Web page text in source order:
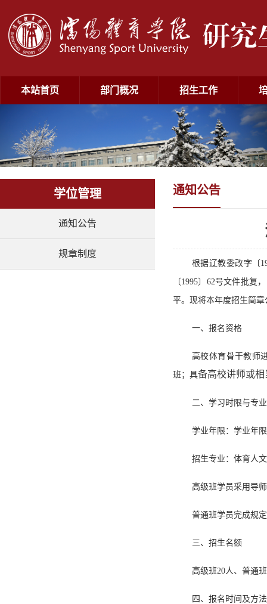
本站首页 部门概况 招生工作
学位管理
通知公告
规章制度
通知公告
根据辽教委改字〔
〔1995〕62号文件批复
平。 现将本年度招生简章
一、报名资格
高校体育骨干教师
班；具备高校讲师或
二、学习时限与专
学业年限：学业年
招生专业：体育人
高级班学员采用导
普通班学员完成规
三、招生名额
高级班20人、普通
四、报名时间及方法